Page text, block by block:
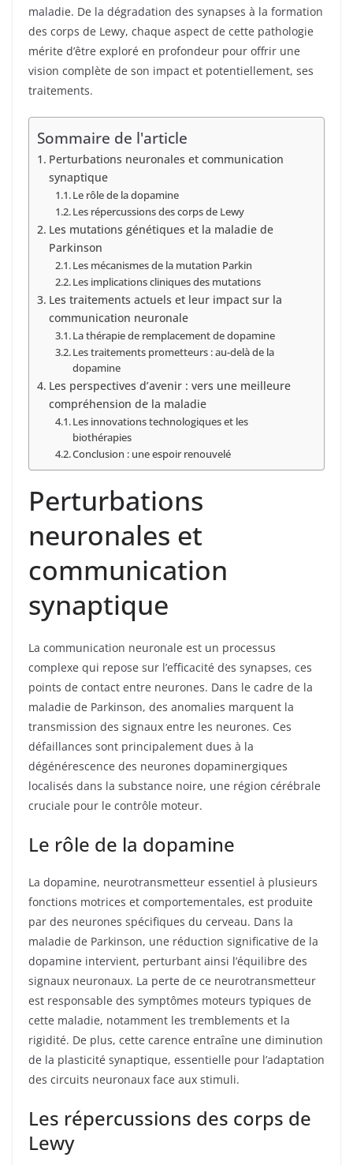
maladie. De la dégradation des synapses à la formation
des corps de Lewy, chaque aspect de cette pathologie
mérite d’être exploré en profondeur pour offrir une
vision complète de son impact et potentiellement, ses
traitements.
Sommaire de l'article
Perturbations neuronales et communication
synaptique
Le rôle de la dopamine
Les répercussions des corps de Lewy
Les mutations génétiques et la maladie de
Parkinson
Les mécanismes de la mutation Parkin
Les implications cliniques des mutations
Les traitements actuels et leur impact sur la
communication neuronale
La thérapie de remplacement de dopamine
Les traitements prometteurs : au-delà de la
dopamine
Les perspectives d’avenir : vers une meilleure
compréhension de la maladie
Les innovations technologiques et les
biothérapies
Conclusion : une espoir renouvelé
Perturbations
neuronales et
communication
synaptique
La communication neuronale est un processus
complexe qui repose sur l’efficacité des synapses, ces
points de contact entre neurones. Dans le cadre de la
maladie de Parkinson, des anomalies marquent la
transmission des signaux entre les neurones. Ces
défaillances sont principalement dues à la
dégénérescence des neurones dopaminergiques
localisés dans la substance noire, une région cérébrale
cruciale pour le contrôle moteur.
Le rôle de la dopamine
La dopamine, neurotransmetteur essentiel à plusieurs
fonctions motrices et comportementales, est produite
par des neurones spécifiques du cerveau. Dans la
maladie de Parkinson, une réduction significative de la
dopamine intervient, perturbant ainsi l’équilibre des
signaux neuronaux. La perte de ce neurotransmetteur
est responsable des symptômes moteurs typiques de
cette maladie, notamment les tremblements et la
rigidité. De plus, cette carence entraîne une diminution
de la plasticité synaptique, essentielle pour l’adaptation
des circuits neuronaux face aux stimuli.
Les répercussions des corps de
Lewy